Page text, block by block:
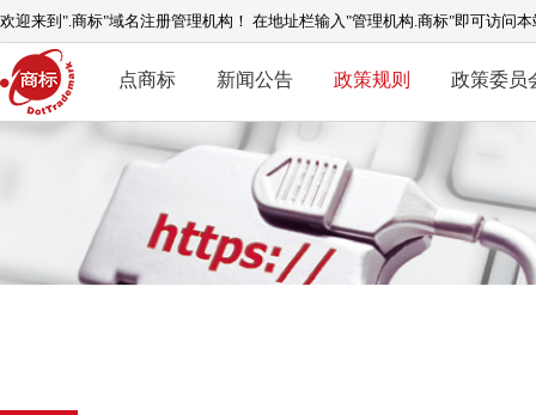
欢迎来到".商标"域名注册管理机构！ 在地址栏输入"管理机构.商标"即可访问本
点商标 新闻公告 政策规则 政策委员